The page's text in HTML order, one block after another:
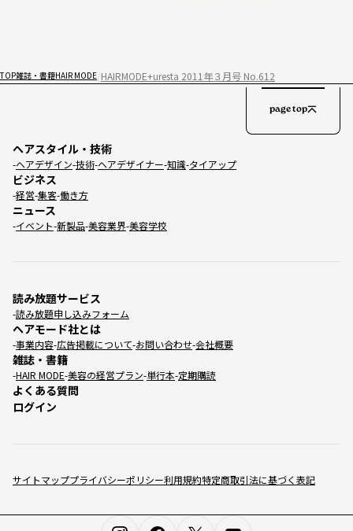
TOP雑誌・書籍HAIR MODE HAIRMODE+uresta 2011年３月号 No.612
サイトマッププライバシーポリシー利用規約特定商取引法に基づく表記
ヘアスタイル・技術
ヘアデザイン 技術 ヘアデザイナー 知識 タイアップ
ビジネス
経営 集客 働き方
ニュース
イベント 新製品 美容業界 美容学校
読み放題サービス
読み放題申し込みフォーム
ヘアモード社とは
事業内容 広告掲載について お問い合わせ 会社概要
雑誌・書籍
HAIR MODE 美容の経営プラン 単行本 定期購読
よくある質問
ログイン
page top